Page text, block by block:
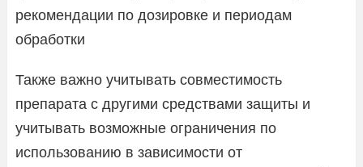
рекомендации по дозировке и периодам
обработки
Также важно учитывать совместимость
препарата с другими средствами защиты и
учитывать возможные ограничения по
использованию в зависимости от